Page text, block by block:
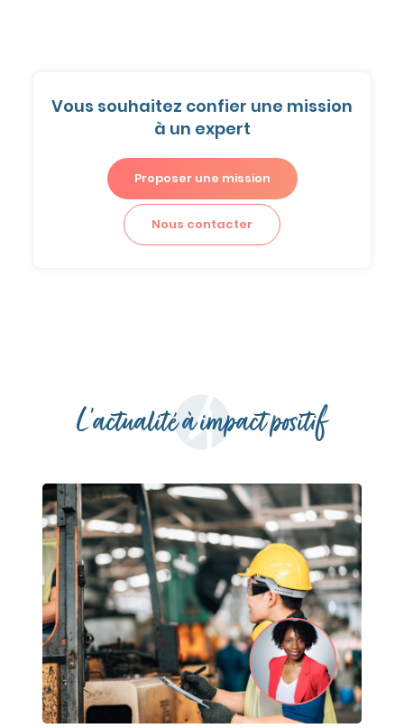
Vous souhaitez confier une mission
à un expert
Proposer une mission
Nous contacter
L'actualité à impact positif